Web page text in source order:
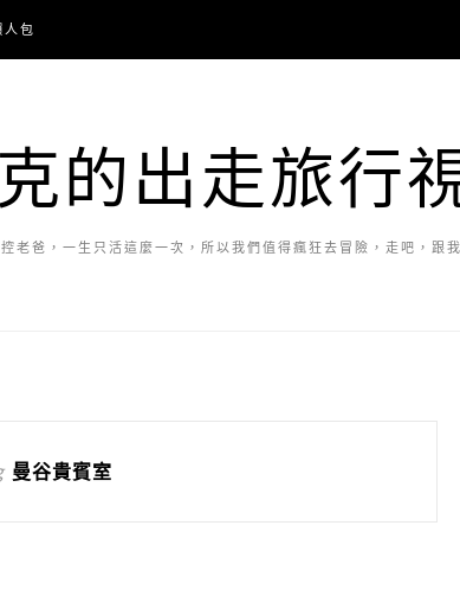
人包
的出走旅行
老爸，一生只活這麼一次，所以我們值得瘋狂去冒險，走吧，跟
曼谷貴賓室